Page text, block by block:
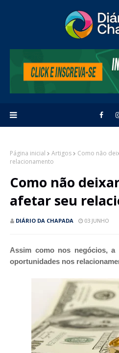
Página inicial Artigos
Como não
relacionamento
Como não
afetar seu
DIÁRIO DA CHAPADA 03 JUNHO
Assim como nos negócios, a
oportunidades nos